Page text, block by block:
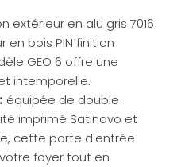
extérieur en alu gris 7016
en bois PIN finition
GEO 6 offre une
intemporelle.
équipée de double
imprimé Satinovo et
cette porte d'entrée
foyer tout en